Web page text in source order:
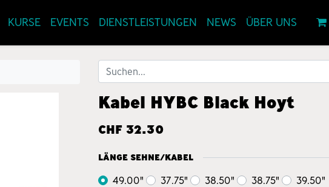
KURSE EVENTS DIENSTLEISTUNGEN NEWS ÜBER UNS
Kabel HYBC Black Hoyt
CHF 32.30
LÄNGE SEHNE/KABEL
49.00" 37.75" 38.50" 38.75" 39.50"